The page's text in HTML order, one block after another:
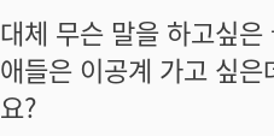
대체 무슨 말을 하고싶
애들은 이공계 가고 싶
요?